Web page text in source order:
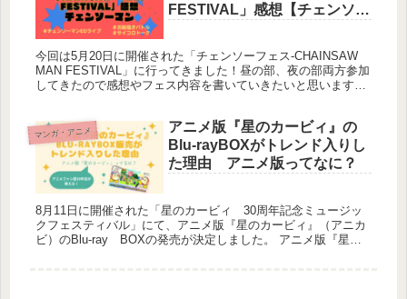
FESTIVAL」感想【チェンソー
今回は5月20日に開催された「チェンソーフェス-CHAINSAW
MAN FESTIVAL」に行ってきました！昼の部、夜の部両方参加
してきたので感想やフェス内容を書いていきたいと思います。
マンガ・アニメ
アニメ版『星のカービィ』の
Blu-rayBOXがトレンド入りし
た理由 アニメ版ってなに？
8月11日に開催された「星のカービィ 30周年記念ミュージッ
クフェスティバル」にて、アニメ版『星のカービィ』（アニカ
ビ）のBlu-ray BOXの発売が決定しました。 アニメ版『星の